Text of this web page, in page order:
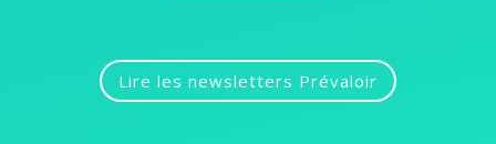
Lire les newsletters Prévaloir